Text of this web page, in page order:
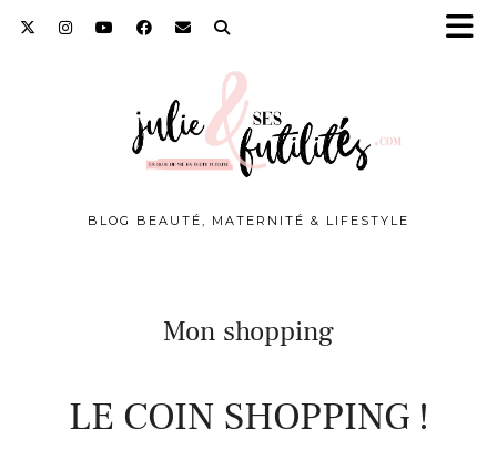
BLOG BEAUTÉ, MATERNITÉ & LIFESTYLE
Mon shopping
LE COIN SHOPPING !